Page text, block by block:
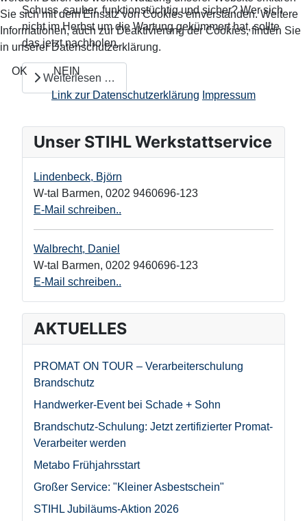
Schuss, sauber, funktionstüchtig und sicher? Wer sich
nicht im Herbst um die Wartung gekümmert hat, sollte
das jetzt nachholen.
Weiterlesen …
Unser STIHL Werkstattservice
Lindenbeck, Björn
W-tal Barmen, 0202 9460696-123
E-Mail schreiben..
Walbrecht, Daniel
W-tal Barmen, 0202 9460696-123
E-Mail schreiben..
AKTUELLES
PROMAT ON TOUR – Verarbeiterschulung
Brandschutz
Handwerker-Event bei Schade + Sohn
Brandschutz-Schulung: Jetzt zertifizierter Promat-
Verarbeiter werden
Metabo Frühjahrsstart
Großer Service: "Kleiner Asbestschein"
STIHL Jubiläums-Aktion 2026
Sie sich mit dem Einsatz von Cookies einverstanden. Weitere
Informationen, auch zur Deaktivierung der Cookies, finden Sie
in unserer Datenschutzerklärung.
OK NEIN
Link zur Datenschutzerklärung Impressum